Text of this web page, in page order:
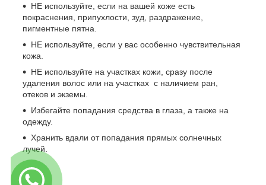
НЕ используйте, если на вашей коже есть
покраснения, припухлости, зуд, раздражение,
пигментные пятна.
НЕ используйте, если у вас особенно чувствительная
кожа.
НЕ используйте на участках кожи, сразу после
удаления волос или на участках с наличием ран,
отеков и экземы.
Избегайте попадания средства в глаза, а также на
одежду.
Хранить вдали от попадания прямых солнечных
лучей.